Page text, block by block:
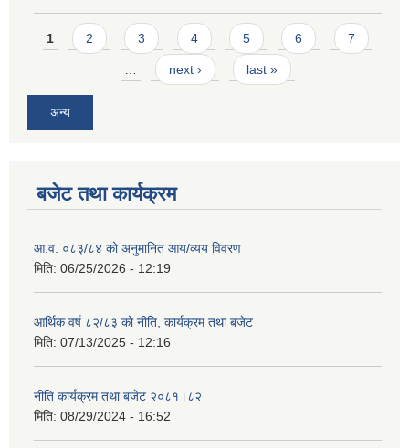
Pages
1 2 3 4 5 6 7
… next › last »
अन्य
बजेट तथा कार्यक्रम
आ.व. ०८३/८४ को अनुमानित आय/व्यय विवरण
मिति: 06/25/2026 - 12:19
आर्थिक वर्ष ८२/८३ को नीति, कार्यक्रम तथा बजेट
मिति: 07/13/2025 - 12:16
नीति कार्यक्रम तथा बजेट २०८१।८२
मिति: 08/29/2024 - 16:52